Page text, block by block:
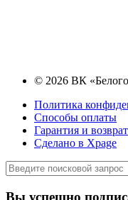
© 2026 ВК
Политика
Способы оплаты
Гарантия и возврат
Сделано в Xpage
Вы успешно